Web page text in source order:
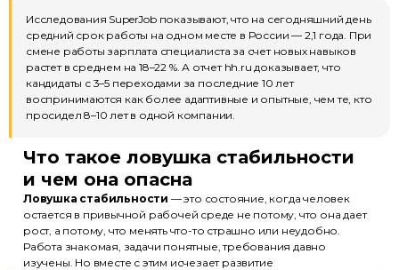
Исследования SuperJob показывают, что на сегодняшний день
средний срок работы на одном месте в России — 2,1 года. При
смене работы зарплата специалиста за счет новых навыков
растет в среднем на 18–22 %. А отчет hh.ru доказывает, что
кандидаты с 3–5 переходами за последние 10 лет
воспринимаются как более адаптивные и опытные, чем те, кто
просидел 8–10 лет в одной компании.
Что такое ловушка стабильности
и чем она опасна
Ловушка стабильности — это состояние, когда человек
остается в привычной рабочей среде не потому, что она дает
рост, а потому, что менять что-то страшно или неудобно.
Работа знакомая, задачи понятные, требования давно
изучены. Но вместе с этим исчезает развитие